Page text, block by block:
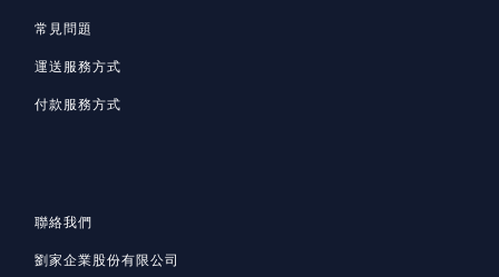
常見問題
運送服務方式
付款服務方式
聯絡我們
劉家企業股份有限公司